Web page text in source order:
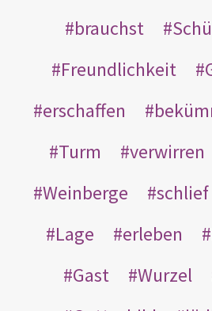
brauchst
Freundlichkeit
erschaffen
Turm
verwirren
Weinberge
schlief
Lage
erleben
Gast
Wurzel